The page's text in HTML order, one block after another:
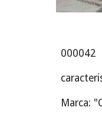
000042
Marca: